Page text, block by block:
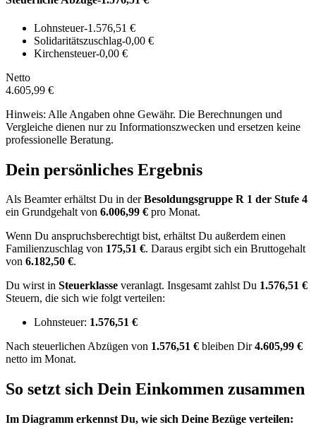
Lohnsteuer-1.576,51 €
Solidaritätszuschlag-0,00 €
Kirchensteuer-0,00 €
Netto
4.605,99 €
Hinweis: Alle Angaben ohne Gewähr. Die Berechnungen und
Vergleiche dienen nur zu Informationszwecken und ersetzen keine
professionelle Beratung.
Dein persönliches Ergebnis
Als Beamter erhältst Du in derBesoldungsgruppe R 1 der Stufe 4
ein Grundgehalt von 6.006,99 € pro Monat.
Wenn Du anspruchsberechtigt bist, erhältst Du außerdem einen
Familienzuschlag von 175,51 €. Daraus ergibt sich ein Bruttogehalt
von 6.182,50 €.
Du wirst in Steuerklasse veranlagt. Insgesamt zahlst Du 1.576,51 €
Steuern, die sich wie folgt verteilen:
Lohnsteuer: 1.576,51 €
Nach steuerlichen Abzügen von 1.576,51 € bleiben Dir4.605,99 €
netto im Monat.
So setzt sich Dein Einkommen zusammen
Im Diagramm erkennst Du, wie sich Deine Bezüge verteilen: